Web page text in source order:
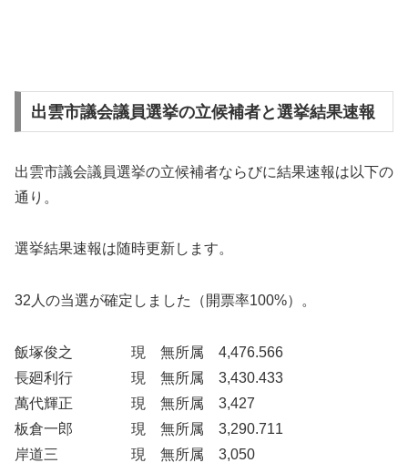
出雲市議会議員選挙の立候補者と選挙結果速報
出雲市議会議員選挙の立候補者ならびに結果速報は以下の
通り。
選挙結果速報は随時更新します。
32人の当選が確定しました（開票率100%）。
飯塚俊之 現 無所属 4,476.566
長廻利行 現 無所属 3,430.433
萬代輝正 現 無所属 3,427
板倉一郎 現 無所属 3,290.711
岸道三 現 無所属 3,050